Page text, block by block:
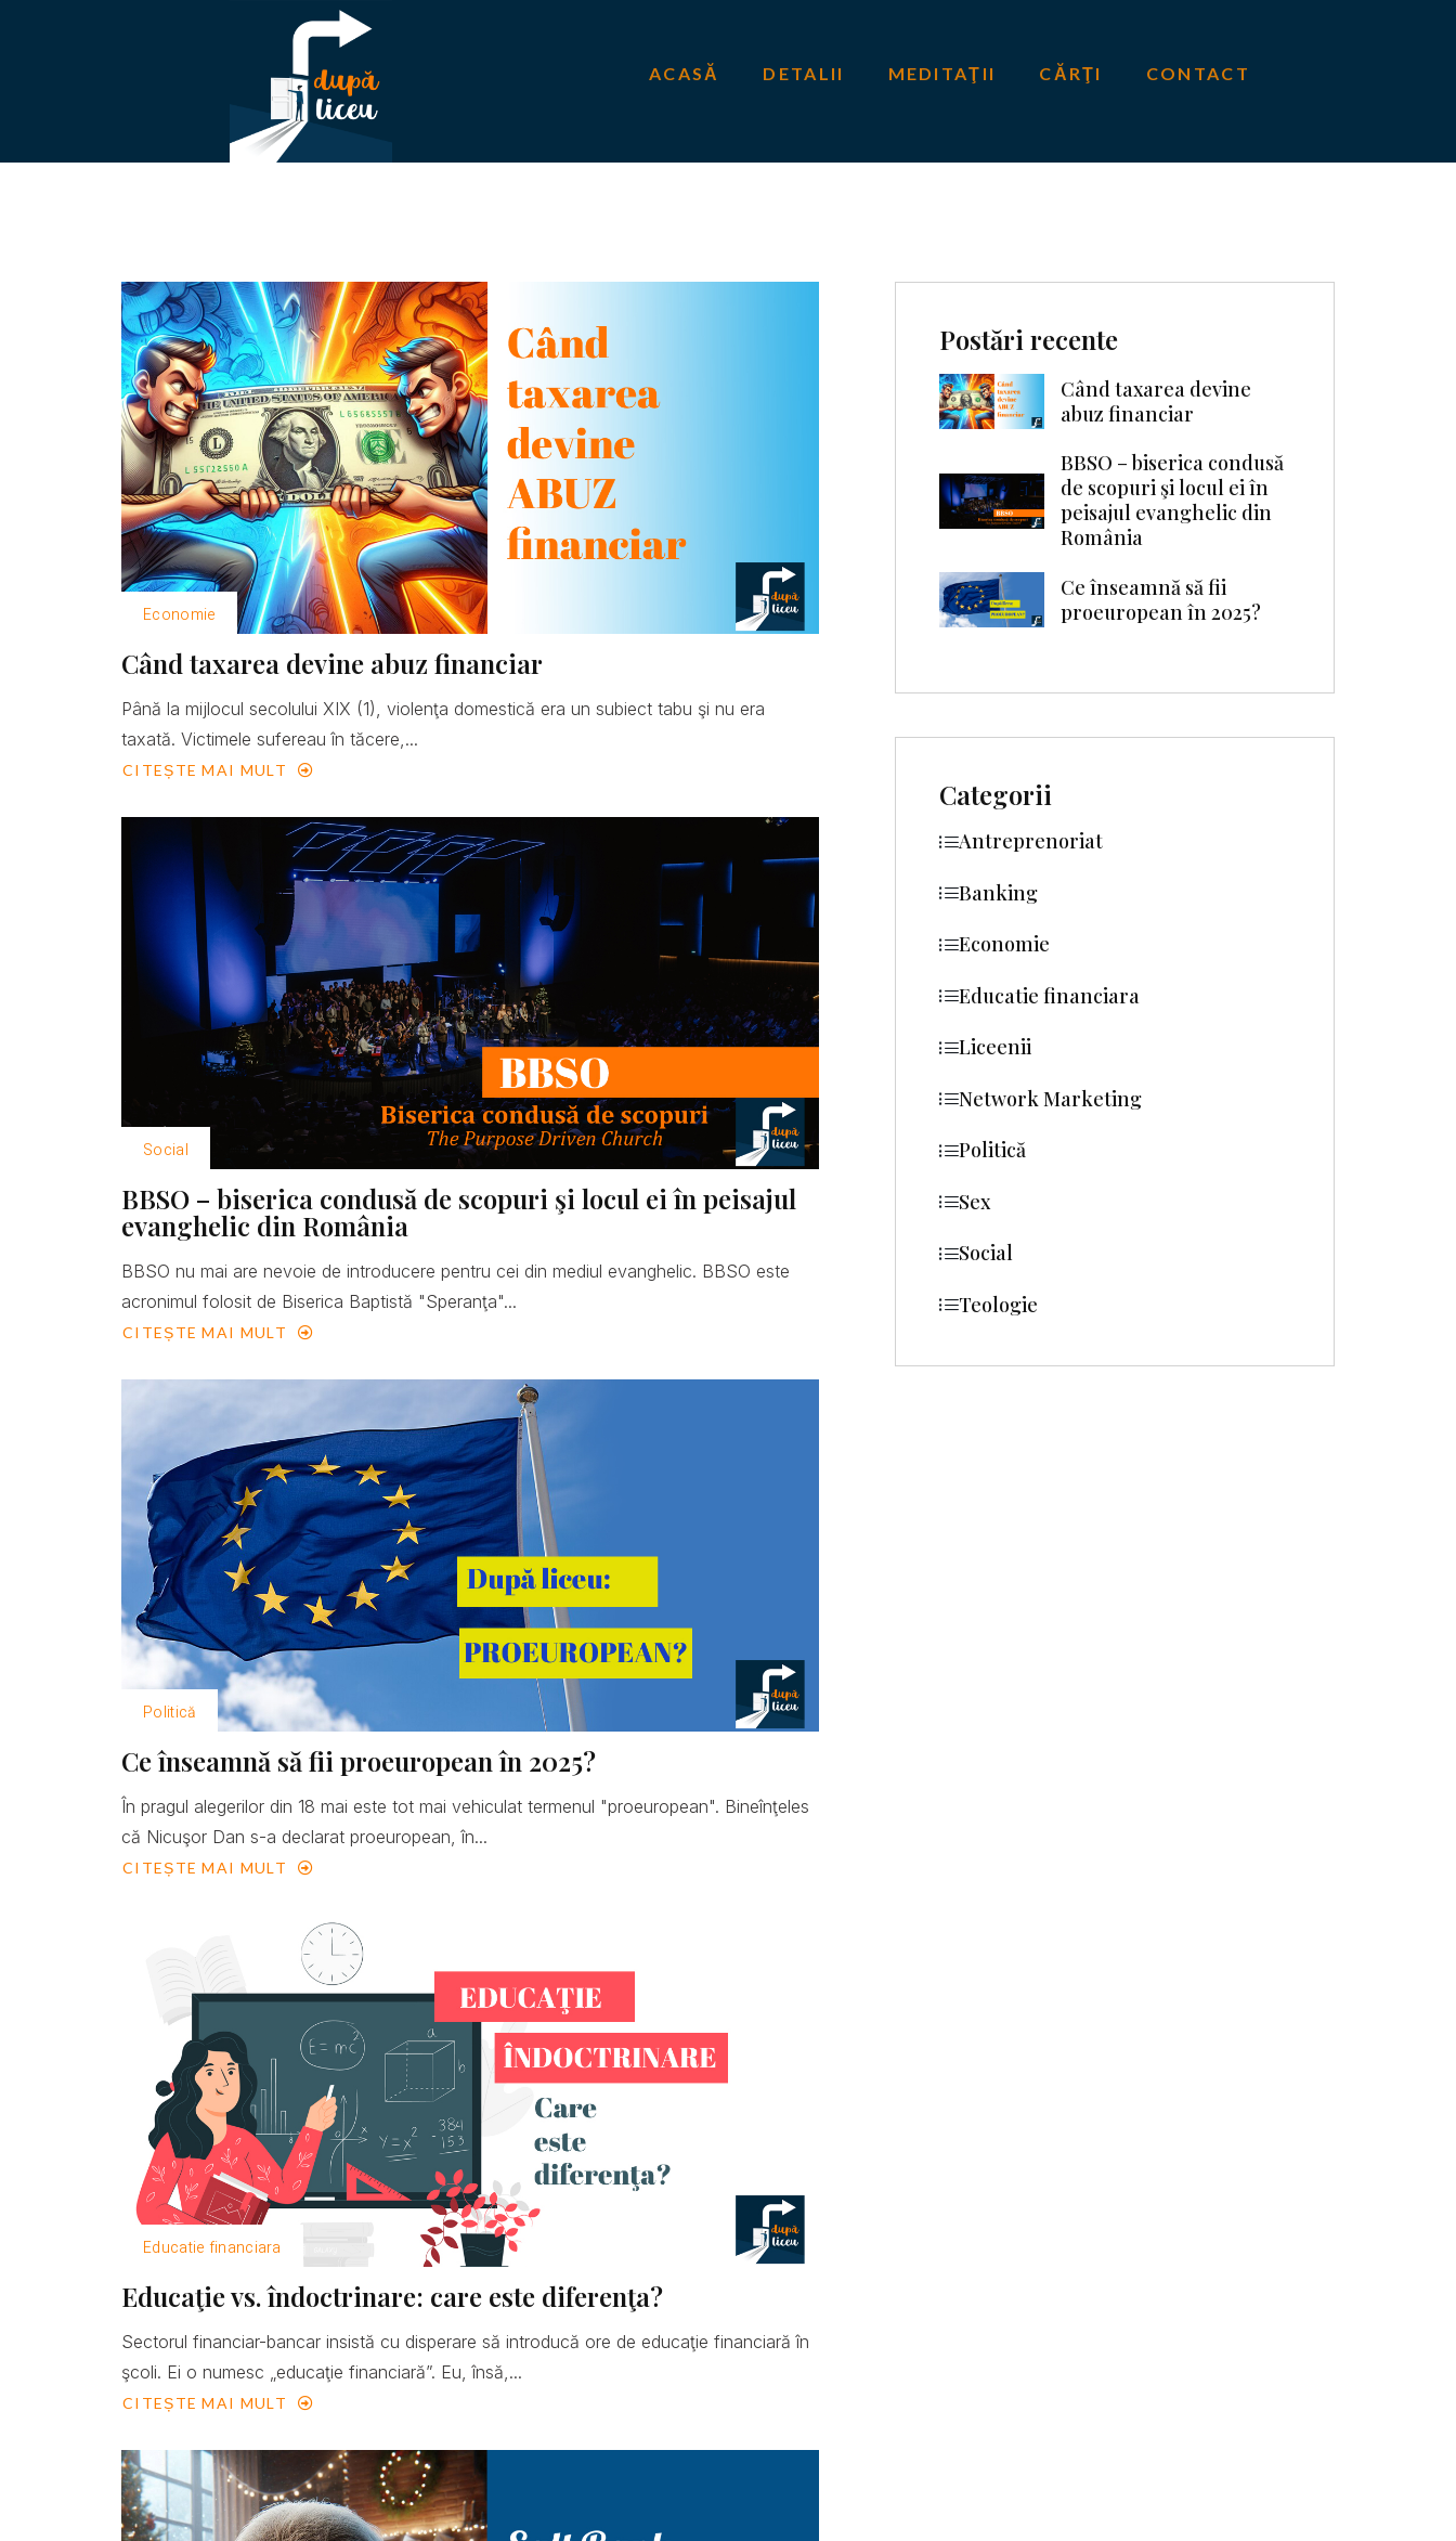
ACASĂ DETALII MEDITAŢII CĂRŢI CONTACT
Economie
Când taxarea devine abuz financiar
Până la mijlocul secolului XIX (1), violenţa domestică era un subiect tabu şi nu era
taxată. Victimele sufereau în tăcere,...
CITEȘTE MAI MULT
Social
BBSO – biserica condusă de scopuri şi locul ei în peisajul
evanghelic din România
BBSO nu mai are nevoie de introducere pentru cei din mediul evanghelic. BBSO este
acronimul folosit de Biserica Baptistă "Speranţa"...
CITEȘTE MAI MULT
Politică
Ce înseamnă să fii proeuropean în 2025?
În pragul alegerilor din 18 mai este tot mai vehiculat termenul "proeuropean". Bineînţeles
că Nicuşor Dan s-a declarat proeuropean, în...
CITEȘTE MAI MULT
Educatie financiara
Educaţie vs. îndoctrinare: care este diferenţa?
Sectorul financiar-bancar insistă cu disperare să introducă ore de educaţie financiară în
şcoli. Ei o numesc „educaţie financiară”. Eu, însă,...
CITEȘTE MAI MULT
Postări recente
Când taxarea devine
abuz financiar
BBSO – biserica condusă
de scopuri şi locul ei în
peisajul evanghelic din
România
Ce înseamnă să fii
proeuropean în 2025?
Categorii
Antreprenoriat
Banking
Economie
Educatie financiara
Liceenii
Network Marketing
Politică
Sex
Social
Teologie